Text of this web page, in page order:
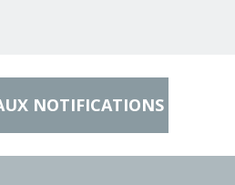
NOTIFICATIONS